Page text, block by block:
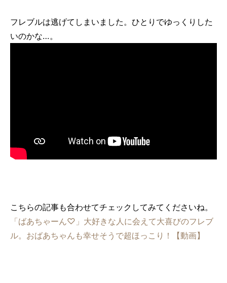
フレブルは逃げてしまいました。ひとりでゆっくりした
いのかな…。
こちらの記事も合わせてチェックしてみてくださいね。
「ばあちゃーん♡」大好きな人に会えて大喜びのフレブ
ル。おばあちゃんも幸せそうで超ほっこり！【動画】